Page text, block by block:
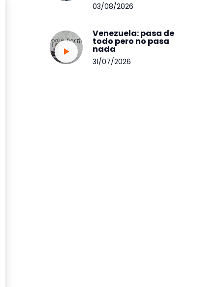
03/08/2026
Venezuela: pasa de
todo pero no pasa
nada
31/07/2026